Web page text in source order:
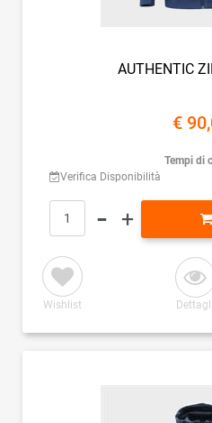
AUTHENTIC
€
Verifica Disponibilità
Tempi di
Wishlist Dettagli